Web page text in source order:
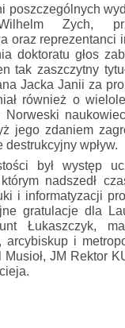
poszczególnych
Zych,
oraz reprezentanci
doktoratu głos
tak zaszczytny
Jacka Janii za
również o
jego zdaniem
wpływ.
był występ
nadszedł
i informatyzacji
gratulacje dla
Łukaszczyk,
arcybiskup i
JM Rektor